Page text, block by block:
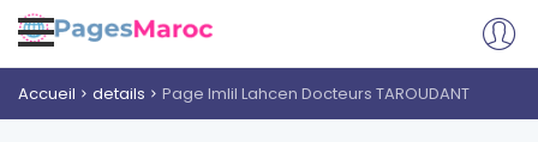
Accueil details Page Imlil Lahcen Docteurs TAROUDANT